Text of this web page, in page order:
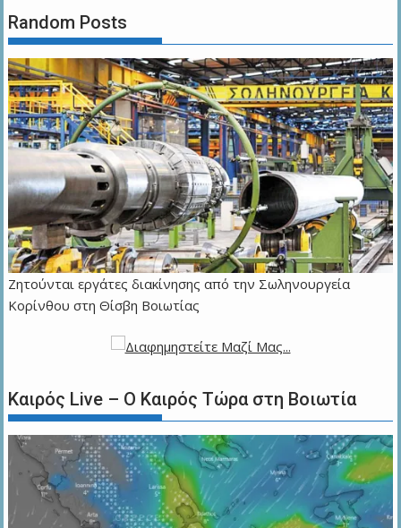
Random Posts
Ζητούνται εργάτες διακίνησης από την Σωληνουργεία
Κορίνθου στη Θίσβη Βοιωτίας
Καιρός Live – Ο Καιρός Τώρα στη Βοιωτία